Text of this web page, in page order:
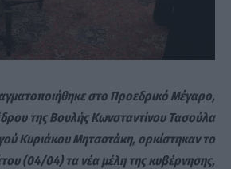
στο Προεδρικό Μέγαρο,
της Βουλής Κωνσταντίνου Τασούλα
Κυριάκου Μητσοτάκη, ορκίστηκαν το
(04/04) τα νέα μέλη της κυβέρνησης,